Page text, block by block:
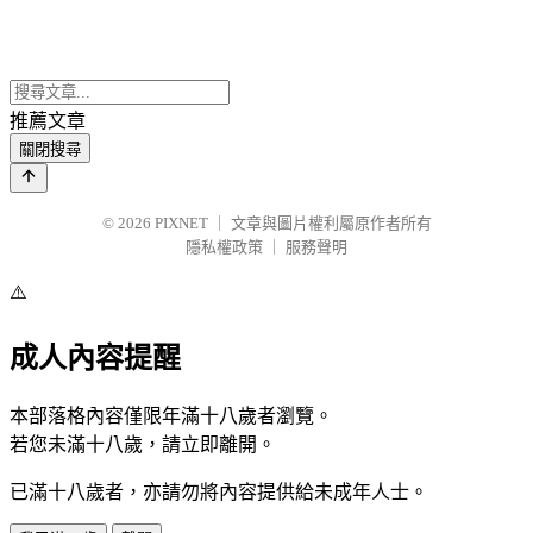
推薦文章
關閉搜尋
© 2026 PIXNET
文章與圖片權利屬原作者所有
隱私權政策
服務聲明
⚠️
成人內容提醒
本部落格內容僅限年滿十八歲者瀏覽。
若您未滿十八歲，請立即離開。
已滿十八歲者，亦請勿將內容提供給未成年人士。